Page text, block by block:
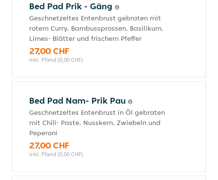
Bed Pad Prik - Gäng
Geschnetzeltes Entenbrust gebraten mit
rotem Curry, Bambussprossen, Basilikum,
Limes- Blätter und frischem Pfeffer
27,00 CHF
inkl. Pfand (0,00 CHF)
Bed Pad Nam- Prik Pau
Geschnetzeltes Entenbrust in Öl gebraten
mit Chili- Paste, Nusskern, Zwiebeln und
Peperoni
27,00 CHF
inkl. Pfand (0,00 CHF)